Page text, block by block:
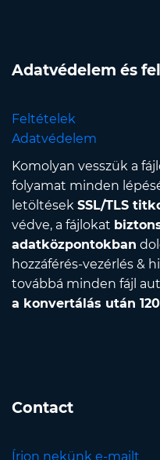
Adatvédelem és
Feltételek
Adatvédelem
Komolyan vesszük a
folyamat minden
letöltések SSL/TLS
védve, a fájlokat
adatközpontokban
hozzáférés-vezérlés &
továbbá minden fájl
a konvertálás után
Contact
Írjon nekünk e-mailt